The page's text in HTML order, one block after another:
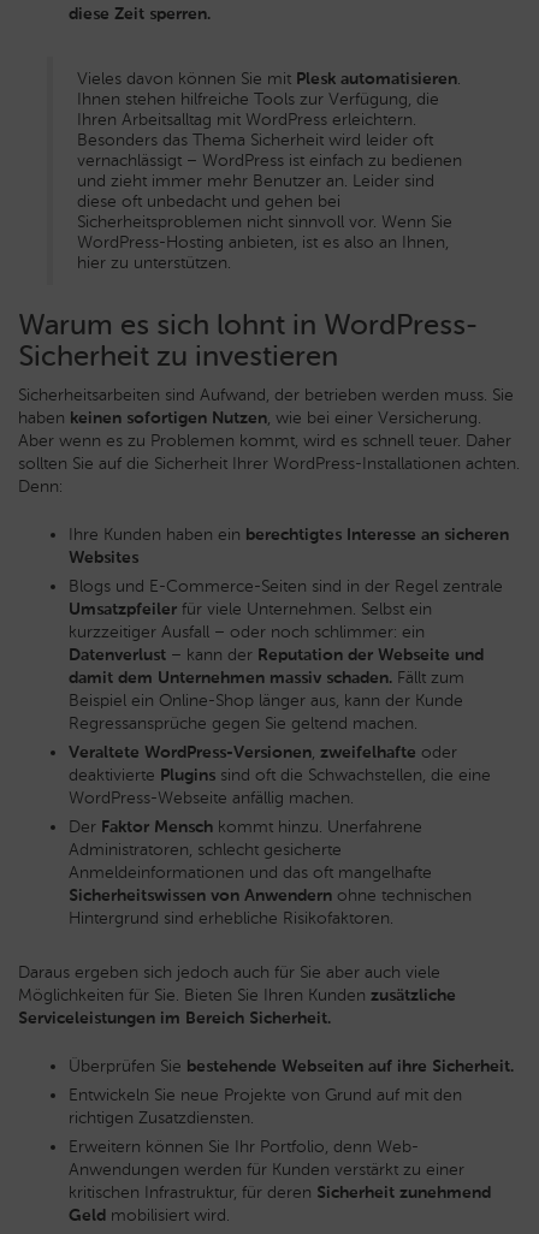
diese Zeit sperren.
Vieles davon können Sie mit Plesk automatisieren.
Ihnen stehen hilfreiche Tools zur Verfügung, die
Ihren Arbeitsalltag mit WordPress erleichtern.
Besonders das Thema Sicherheit wird leider oft
vernachlässigt – WordPress ist einfach zu bedienen
und zieht immer mehr Benutzer an. Leider sind
diese oft unbedacht und gehen bei
Sicherheitsproblemen nicht sinnvoll vor. Wenn Sie
WordPress-Hosting anbieten, ist es also an Ihnen,
hier zu unterstützen.
Warum es sich lohnt in WordPress-
Sicherheit zu investieren
Sicherheitsarbeiten sind Aufwand, der betrieben werden muss. Sie
haben keinen sofortigen Nutzen, wie bei einer Versicherung.
Aber wenn es zu Problemen kommt, wird es schnell teuer. Daher
sollten Sie auf die Sicherheit Ihrer WordPress-Installationen achten.
Denn:
Ihre Kunden haben ein berechtigtes Interesse an sicheren
Websites
Blogs und E-Commerce-Seiten sind in der Regel zentrale
Umsatzpfeiler für viele Unternehmen. Selbst ein
kurzzeitiger Ausfall – oder noch schlimmer: ein
Datenverlust – kann der Reputation der Webseite und
damit dem Unternehmen massiv schaden. Fällt zum
Beispiel ein Online-Shop länger aus, kann der Kunde
Regressansprüche gegen Sie geltend machen.
Veraltete WordPress-Versionen, zweifelhafte oder
deaktivierte Plugins sind oft die Schwachstellen, die eine
WordPress-Webseite anfällig machen.
Der Faktor Mensch kommt hinzu. Unerfahrene
Administratoren, schlecht gesicherte
Anmeldeinformationen und das oft mangelhafte
Sicherheitswissen von Anwendern ohne technischen
Hintergrund sind erhebliche Risikofaktoren.
Daraus ergeben sich jedoch auch für Sie aber auch viele
Möglichkeiten für Sie. Bieten Sie Ihren Kunden zusätzliche
Serviceleistungen im Bereich Sicherheit.
Überprüfen Sie bestehende Webseiten auf ihre Sicherheit.
Entwickeln Sie neue Projekte von Grund auf mit den
richtigen Zusatzdiensten.
Erweitern können Sie Ihr Portfolio, denn Web-
Anwendungen werden für Kunden verstärkt zu einer
kritischen Infrastruktur, für deren Sicherheit zunehmend
Geld mobilisiert wird.